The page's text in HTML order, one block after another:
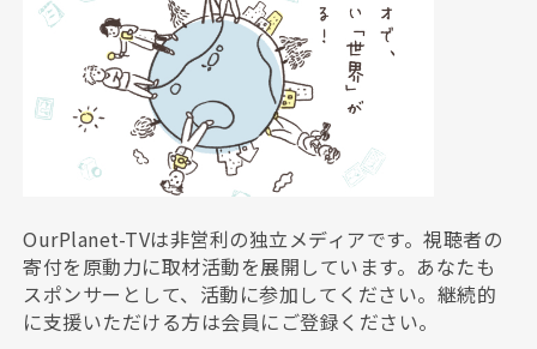
OurPlanet-TVは非営利の独立メディアです。視聴者の
寄付を原動力に取材活動を展開しています。あなたも
スポンサーとして、活動に参加してください。継続的
に支援いただける方は会員にご登録ください。